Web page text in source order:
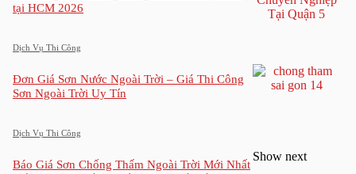
tại HCM 2026
Dịch Vụ Thi Công
Đơn Giá Sơn Nước Ngoài Trời – Giá Thi Công
Sơn Ngoài Trời Uy Tín
Dịch Vụ Thi Công
Báo Giá Sơn Chống Thấm Ngoài Trời Mới Nhất
Show next